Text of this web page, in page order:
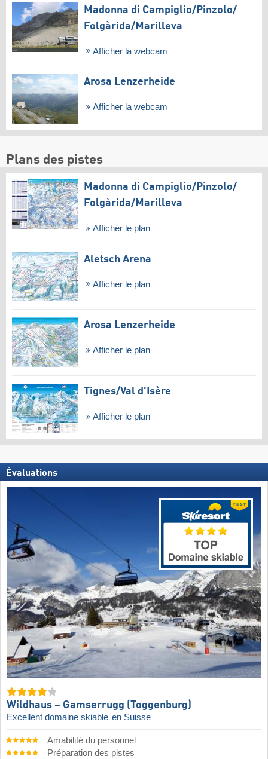
Madonna di Campiglio/​Pinzolo/​
Folgàrida/​Marilleva
Afficher la webcam
Arosa Lenzerheide
Afficher la webcam
Plans des pistes
Madonna di Campiglio/​Pinzolo/​
Folgàrida/​Marilleva
Afficher le plan
Aletsch Arena
Afficher le plan
Arosa Lenzerheide
Afficher le plan
Tignes/​Val d'Isère
Afficher le plan
Évaluations
Wildhaus – Gamserrugg (Toggenburg)
Excellent domaine skiable en Suisse
Amabilité du personnel
Préparation des pistes